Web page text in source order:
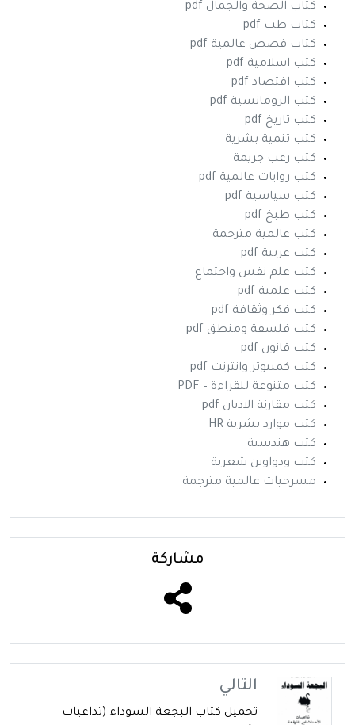
كتاب الصحة والجمال pdf
كتاب طب pdf
كتاب قصص عالمية pdf
كتب اسلامية pdf
كتب اقتصاد pdf
كتب الرومانسية pdf
كتب تاريخ pdf
كتب تنمية بشرية
كتب رعب جريمة
كتب روايات عالمية pdf
كتب سياسية pdf
كتب طبخ pdf
كتب عالمية مترجمة
كتب عربية pdf
كتب علم نفس واجتماع
كتب علمية pdf
كتب فكر وثقافة pdf
كتب فلسفة ومنطق pdf
كتب قانون pdf
كتب كمبيوتر وانترنت pdf
كتب متنوعة للقراءة – PDF
كتب مقارنة الاديان pdf
كتب موارد بشرية HR
كتب هندسية
كتب ودواوين شعرية
مسرحيات عالمية مترجمة
مشاركة
التالي
تحميل كتاب البجعة السوداء (تداعيات